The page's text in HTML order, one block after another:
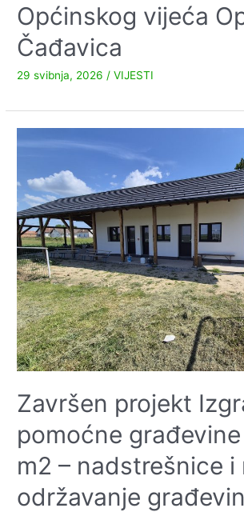
Općinskog vijeća
Čađavica
29 svibnja, 2026 /VIJESTI
Završen projekt
pomoćne
m2 – nadstrešnice i
održavanje